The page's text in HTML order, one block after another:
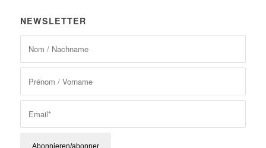
NEWSLETTER